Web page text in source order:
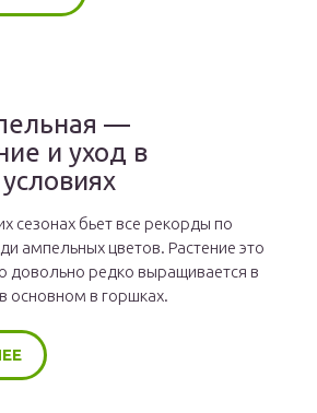
—
и уход в
сезонах бьет все рекорды по
ампельных цветов. Растение это
довольно редко выращивается в
основном в горшках.